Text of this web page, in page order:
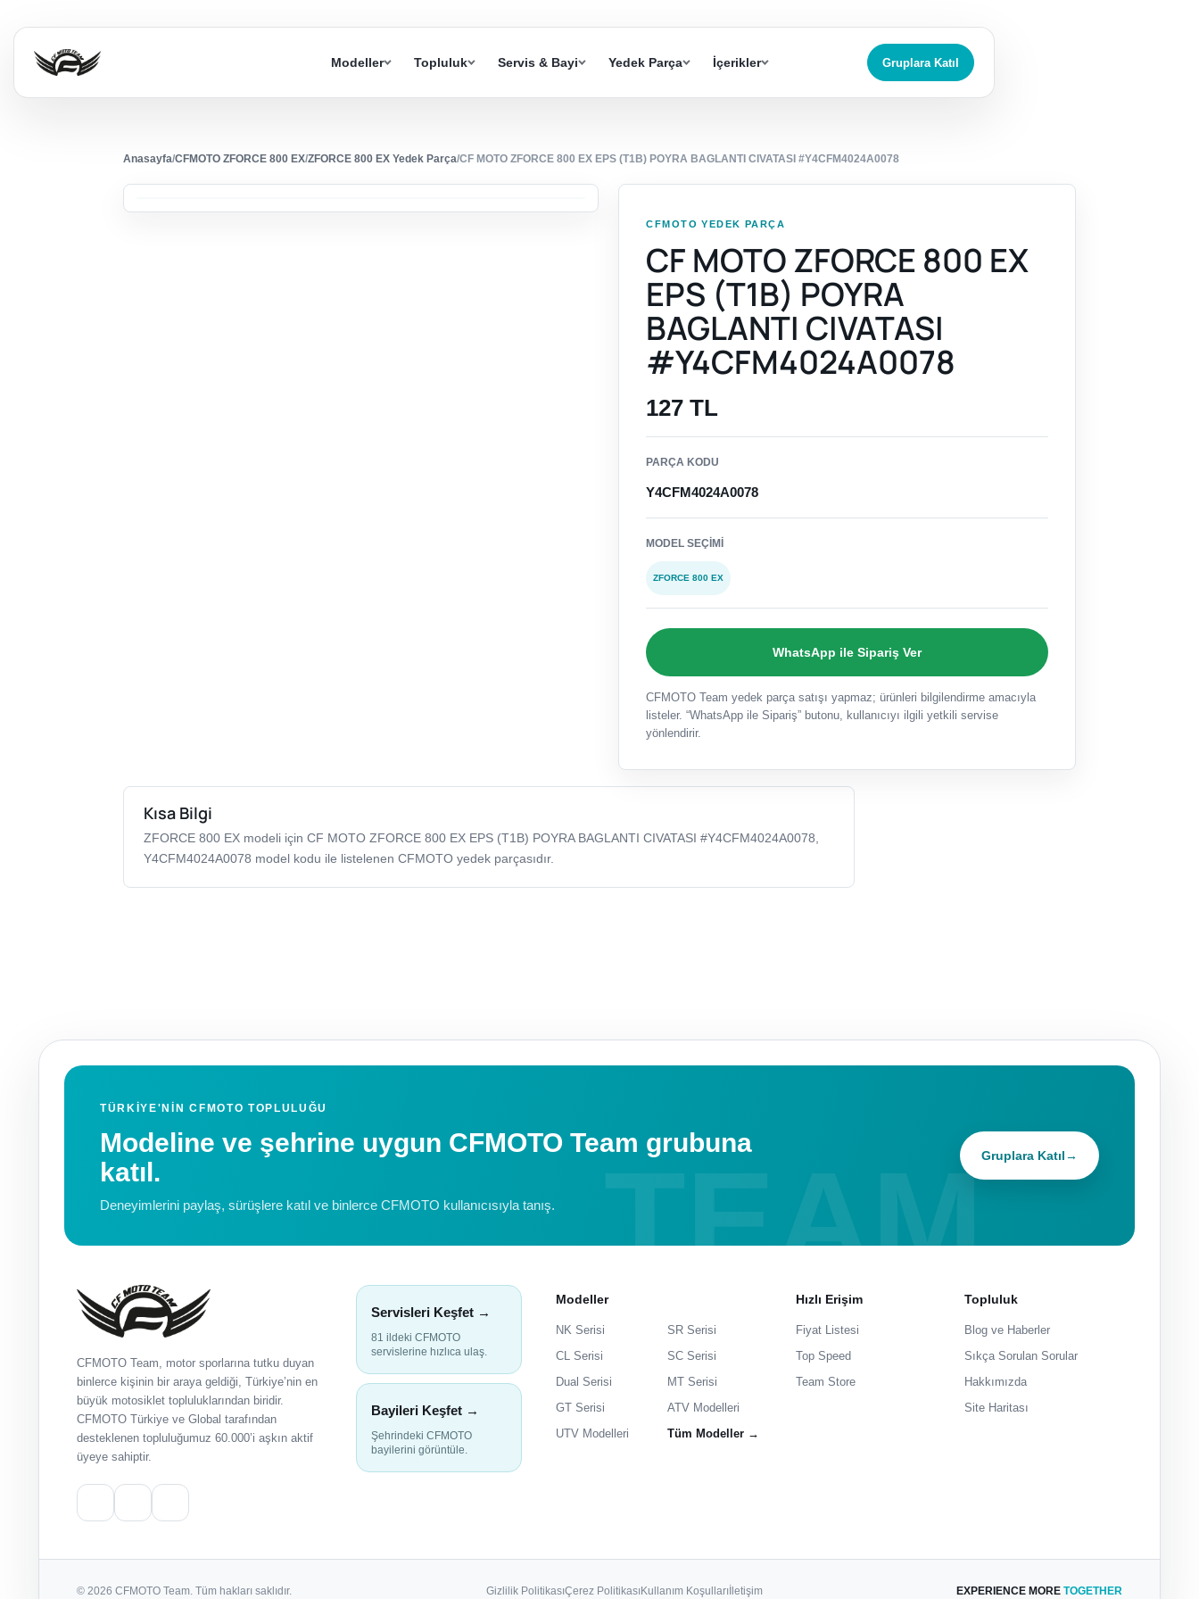
Modeller Topluluk Servis & Bayi Yedek Parça İçerikler Gruplara Katıl
Anasayfa/CFMOTO ZFORCE 800 EX/ZFORCE 800 EX Yedek Parça/CF MOTO ZFORCE 800 EX EPS (T1B) POYRA BAGLANTI CIVATASI #Y4CFM4024A0078
CFMOTO YEDEK PARÇA
CF MOTO ZFORCE 800 EX
EPS (T1B) POYRA
BAGLANTI CIVATASI
#Y4CFM4024A0078
127 TL
PARÇA KODU
Y4CFM4024A0078
MODEL SEÇIMI
ZFORCE 800 EX
WhatsApp ile Sipariş Ver
CFMOTO Team yedek parça satışı yapmaz; ürünleri bilgilendirme amacıyla
listeler. “WhatsApp ile Sipariş” butonu, kullanıcıyı ilgili yetkili servise
yönlendirir.
Kısa Bilgi
ZFORCE 800 EX modeli için CF MOTO ZFORCE 800 EX EPS (T1B) POYRA BAGLANTI CIVATASI #Y4CFM4024A0078,
Y4CFM4024A0078 model kodu ile listelenen CFMOTO yedek parçasıdır.
TÜRKIYE'NIN CFMOTO TOPLULUĞU
Modeline ve şehrine uygun CFMOTO Team grubuna
katıl.
Deneyimlerini paylaş, sürüşlere katıl ve binlerce CFMOTO kullanıcısıyla tanış.
Gruplara Katıl→
CFMOTO Team, motor sporlarına tutku duyan
binlerce kişinin bir araya geldiği, Türkiye’nin en
büyük motosiklet topluluklarından biridir.
CFMOTO Türkiye ve Global tarafından
desteklenen topluluğumuz 60.000’i aşkın aktif
üyeye sahiptir.
Servisleri Keşfet →
81 ildeki CFMOTO
servislerine hızlıca ulaş.
Bayileri Keşfet →
Şehrindeki CFMOTO
bayilerini görüntüle.
Modeller
NK Serisi
SR Serisi
CL Serisi
SC Serisi
Dual Serisi
MT Serisi
GT Serisi
ATV Modelleri
UTV Modelleri
Tüm Modeller →
Hızlı Erişim
Fiyat Listesi
Top Speed
Team Store
Topluluk
Blog ve Haberler
Sıkça Sorulan Sorular
Hakkımızda
Site Haritası
© 2026 CFMOTO Team. Tüm hakları saklıdır. Gizlilik PolitikasıÇerez PolitikasıKullanım Koşullarıİletişim EXPERIENCE MORE TOGETHER